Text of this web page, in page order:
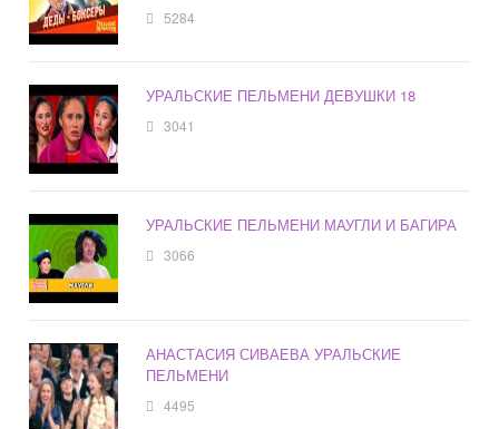
5284
УРАЛЬСКИЕ ПЕЛЬМЕНИ ДЕВУШКИ 18
3041
УРАЛЬСКИЕ ПЕЛЬМЕНИ МАУГЛИ И БАГИРА
3066
АНАСТАСИЯ СИВАЕВА УРАЛЬСКИЕ
ПЕЛЬМЕНИ
4495